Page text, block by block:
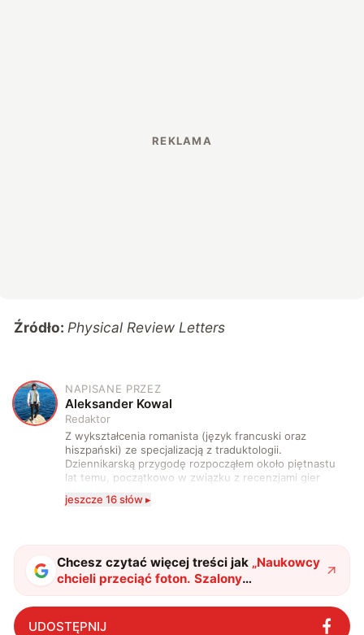
Źródło: Physical Review Letters
A
NAPISANE PRZEZ
Aleksander Kowal
Redaktor
Z wykształcenia romanista (język francuski oraz
hiszpański) ze specjalizacją z traduktologii.
Dziennikarską przygodę rozpocząłem około piętnastu
lat temu, początkowo w związku z recenzjami gier
komputerowych i filmów. Obecnie publikuję
zdecydowanie częściej na tematy związane z nauką
także uprawiać oraz oglądać sport.
jeszcze 16 słów ▸
Chcesz czytać więcej treści jak „Naukowcy
chcieli przeciąć foton. Szalony
eksperyment przyniósł rezultat, którego
nikt się nie spodziewał"?
UDOSTĘPNIJ